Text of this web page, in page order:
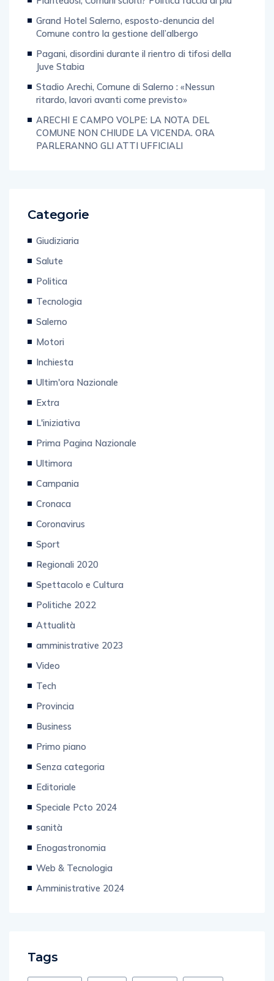
Grand Hotel Salerno, esposto-denuncia del
Comune contro la gestione dell’albergo
Pagani, disordini durante il rientro di tifosi della
Juve Stabia
Stadio Arechi, Comune di Salerno : «Nessun
ritardo, lavori avanti come previsto»
ARECHI E CAMPO VOLPE: LA NOTA DEL
COMUNE NON CHIUDE LA VICENDA. ORA
PARLERANNO GLI ATTI UFFICIALI
Categorie
Giudiziaria
Salute
Politica
Tecnologia
Salerno
Motori
Inchiesta
Ultim'ora Nazionale
Extra
L'iniziativa
Prima Pagina Nazionale
Ultimora
Campania
Cronaca
Coronavirus
Sport
Regionali 2020
Spettacolo e Cultura
Politiche 2022
Attualità
amministrative 2023
Video
Tech
Provincia
Business
Primo piano
Senza categoria
Editoriale
Speciale Pcto 2024
sanità
Enogastronomia
Web & Tecnologia
Amministrative 2024
Tags